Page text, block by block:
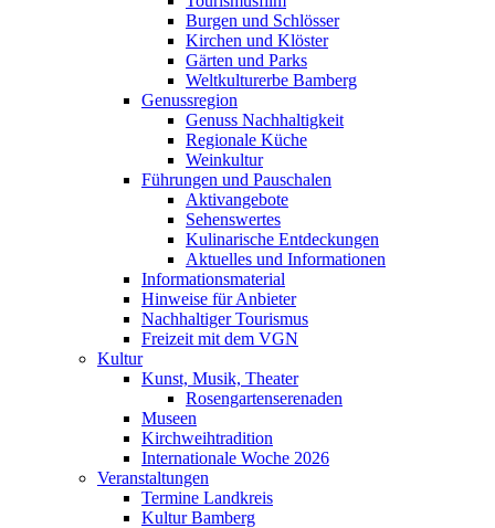
Burgen und Schlösser
Kirchen und Klöster
Gärten und Parks
Weltkulturerbe Bamberg
Genussregion
Genuss Nachhaltigkeit
Regionale Küche
Weinkultur
Führungen und Pauschalen
Aktivangebote
Sehenswertes
Kulinarische Entdeckungen
Aktuelles und Informationen
Informationsmaterial
Hinweise für Anbieter
Nachhaltiger Tourismus
Freizeit mit dem VGN
Kultur
Kunst, Musik, Theater
Rosengartenserenaden
Museen
Kirchweihtradition
Internationale Woche 2026
Veranstaltungen
Termine Landkreis
Kultur Bamberg